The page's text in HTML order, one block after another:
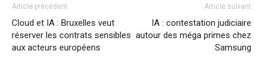
Article précédent
Cloud et IA : Bruxelles veut
réserver les contrats sensibles
aux acteurs européens
Article suivant
IA : contestation judiciaire
autour des méga primes chez
Samsung